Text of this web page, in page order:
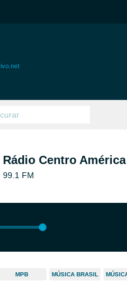
Rádio Centro
99.1 FM
MPB MÚSICA BRASIL